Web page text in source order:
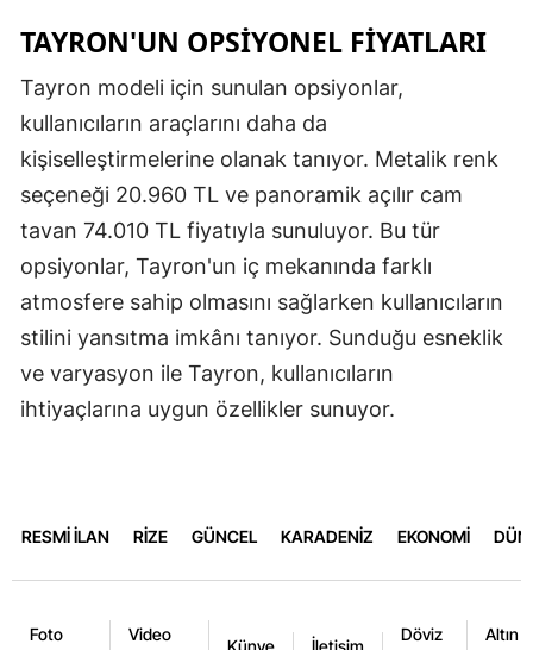
TAYRON'UN OPSIYONEL FIYATLARI
Tayron modeli için sunulan opsiyonlar,
kullanıcıların araçlarını daha da
kişiselleştirmelerine olanak tanıyor. Metalik renk
seçeneği 20.960 TL ve panoramik açılır cam
tavan 74.010 TL fiyatıyla sunuluyor. Bu tür
opsiyonlar, Tayron'un iç mekanında farklı
atmosfere sahip olmasını sağlarken kullanıcıların
stilini yansıtma imkânı tanıyor. Sunduğu esneklik
ve varyasyon ile Tayron, kullanıcıların
ihtiyaçlarına uygun özellikler sunuyor.
RESMİ İLAN RİZE GÜNCEL KARADENİZ EKONOMİ
Foto
Video
Künye İletişim
Döviz
Altın